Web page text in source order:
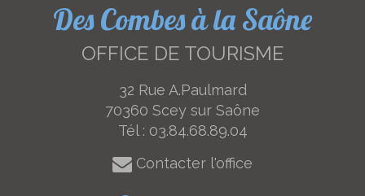
Des Combes à la Saône
OFFICE DE TOURISME
32 Rue A.Paulmard
70360 Scey sur Saône
Tél : 03.84.68.89.04
Contacter l'office